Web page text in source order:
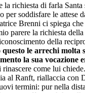
la richiesta di farla
per soddisfare le attese
Brenni ci spiega
parere la richiesta
della
le arrechi molta
la sua vocazione
rinascere come lui
al Ranft, riallaccia con
termini: pur nella